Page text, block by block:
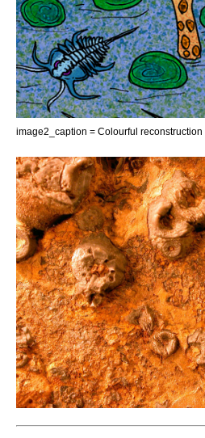
image2_caption = Colourful